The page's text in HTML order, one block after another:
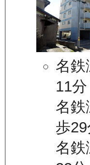
名鉄
11分
名鉄
歩
名鉄